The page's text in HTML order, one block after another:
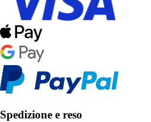
Spedizione e reso